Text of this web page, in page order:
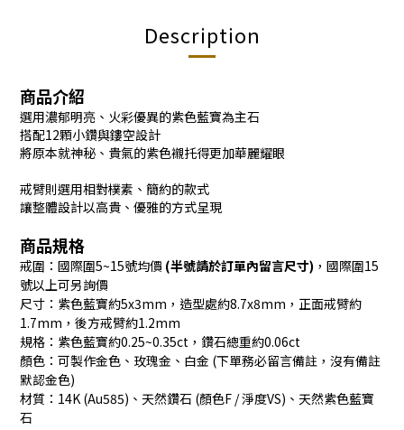
Description
商品介紹
選用濃郁明亮、火彩優異的紫色藍寶為主石
搭配12顆小鑽與鏤空設計
將原本就神秘、貴氣的紫色襯托得更加華麗耀眼
戒臂則選用相對樸素、簡約的款式
讓整體設計以高貴、優雅的方式呈現
商品規格
戒圍：國際圍5~15號均價 (半號請於訂單內留言尺寸) ，國際圍15
號以上可另詢價
尺寸：紫色藍寶約5x3mm，造型處約8.7x8mm，正面戒臂約
1.7mm，後方戒臂約1.2mm
規格：紫色藍寶約0.25~0.35ct，鑽石總重約0.06ct
顏色：可製作金色、玫瑰金、白金 (下單務必留言備註，沒有備註
默認金色)
材質：14K (Au585)、天然鑽石 (顏色F / 淨度VS)、天然紫色藍寶
石